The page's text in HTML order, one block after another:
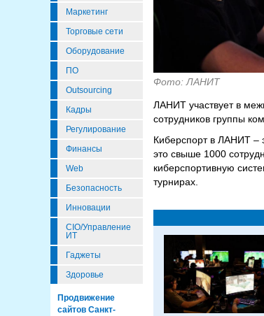
Маркетинг
Торговые сети
Оборудование
ПО
Outsourcing
Кадры
Регулирование
Финансы
Web
Безопасность
Инновации
CIO/Управление
ИТ
Гаджеты
Здоровье
Продвижение
сайтов Санкт-
Фото: ЛАНИТ
ЛАНИТ участвует в
сотрудников группы
Киберспорт в ЛАНИТ –
это свыше 1000
киберспортивную
турнирах.